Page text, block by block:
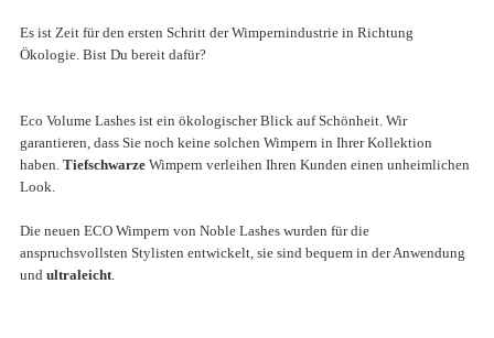
Es ist Zeit für den ersten Schritt der Wimpernindustrie in Richtung
Ökologie. Bist Du bereit dafür?
Eco Volume Lashes ist ein ökologischer Blick auf Schönheit. Wir
garantieren, dass Sie noch keine solchen Wimpern in Ihrer Kollektion
haben. Tiefschwarze Wimpern verleihen Ihren Kunden einen unheimlichen
Look.
Die neuen ECO Wimpern von Noble Lashes wurden für die
anspruchsvollsten Stylisten entwickelt, sie sind bequem in der Anwendung
und ultraleicht.